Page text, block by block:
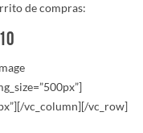
de compras:
vc_column][/vc_row]